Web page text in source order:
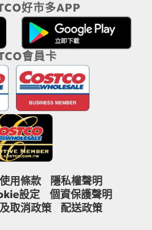
好市多APP
會員卡
用條款
隱私權聲明
設定
個資保護聲明
取消政策 配送政策